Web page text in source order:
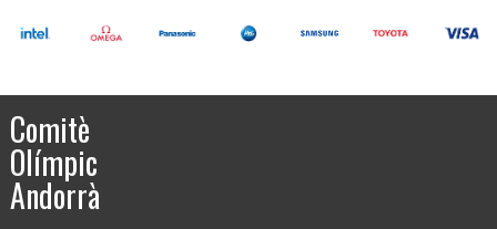
Comitè
Olímpic
Andorrà